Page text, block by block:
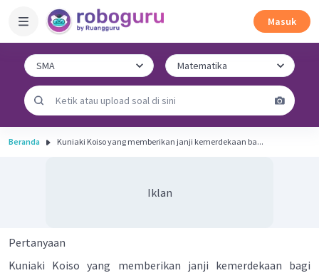
Masuk
Beranda Kuniaki Koiso yang memberikan janji kemerdekaan ba...
Iklan
Pertanyaan
Kuniaki Koiso yang memberikan janji kemerdekaan bagi